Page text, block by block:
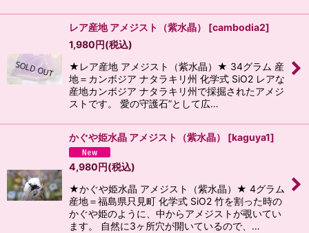
レア産地 アメジスト（紫水晶） [cambodia2]
1,980円(税込)
★レア産地 アメジスト（紫水晶）★ 34グラム 産
地＝カンボジア ナタラキリ州 化学式 SiO2 レアな
産地カンボジア ナタラキリ州で採掘されたアメジ
ストです。 愛の守護石”として広…
かぐや姫水晶 アメジスト（紫水晶） [kaguya1]
4,980円(税込)
★かぐや姫水晶 アメジスト（紫水晶）★ 4グラム
産地＝福島県只見町 化学式 SiO2 竹を割った時の
かぐや姫のように、中からアメジストが覗いてい
ます。 自然に3ヶ所穴が開いているので、…